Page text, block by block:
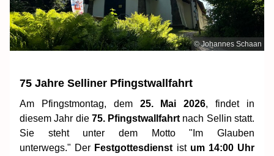
© Johannes Schaan
75 Jahre Selliner Pfingstwallfahrt
Am Pfingstmontag, dem 25. Mai 2026, findet in
diesem Jahr die 75. Pfingstwallfahrt nach Sellin statt.
Sie steht unter dem Motto "Im Glauben
unterwegs." Der Festgottesdienst ist um 14:00 Uhr